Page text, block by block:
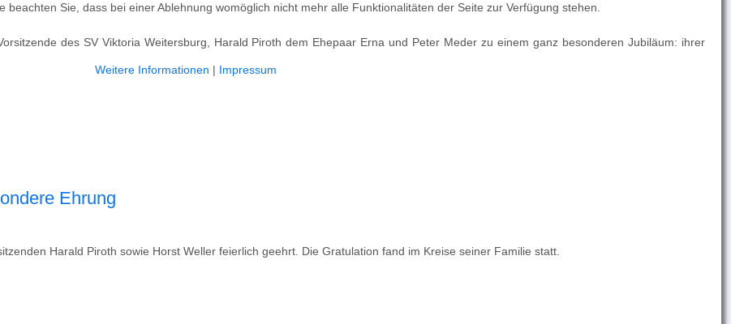
des SV Viktoria Weitersburg, Harald Piroth dem Ehepaar Erna und Peter Meder zu einem ganz besonderen Jubiläum: ihrer
Ehrung
Harald Piroth sowie Horst Weller feierlich geehrt. Die Gratulation fand im Kreise seiner Familie statt.
Sie, dass bei einer Ablehnung womöglich nicht mehr alle Funktionalitäten der Seite zur Verfügung stehen.
Weitere Informationen | Impressum